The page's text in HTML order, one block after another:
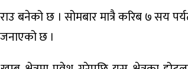
बनेको छ । सोमबार मात्रै करिब ७ सय
छ ।